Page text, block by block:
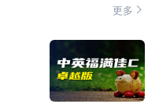
更多 